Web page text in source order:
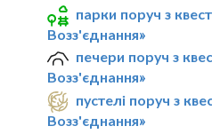
парки поруч з
Возз'єднання»
печери поруч з
Возз'єднання»
пустелі поруч з
Возз'єднання»